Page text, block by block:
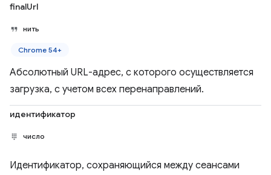
finalUrl
нить
Chrome 54+
Абсолютный URL-адрес, с которого осуществляется
загрузка, с учетом всех перенаправлений.
идентификатор
число
Идентификатор, сохраняющийся между сеансами